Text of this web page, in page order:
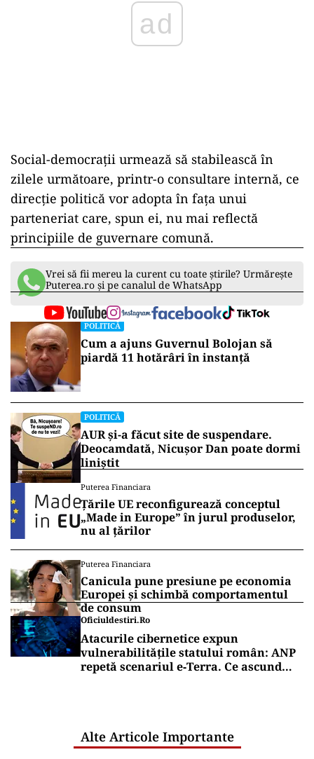
ad
Social-democrații urmează să stabilească în
zilele următoare, printr-o consultare internă, ce
direcție politică vor adopta în fața unui
parteneriat care, spun ei, nu mai reflectă
principiile de guvernare comună.
Vrei să fii mereu la curent cu toate știrile? Urmărește
Puterea.ro și pe canalul de WhatsApp
POLITICĂ
Cum a ajuns Guvernul Bolojan să
piardă 11 hotărâri în instanță
POLITICĂ
AUR și-a făcut site de suspendare.
Deocamdată, Nicușor Dan poate dormi
liniștit
Puterea Financiara
Țările UE reconfigurează conceptul
„Made in Europe” în jurul produselor,
nu al țărilor
Puterea Financiara
Canicula pune presiune pe economia
Europei și schimbă comportamentul
de consum
Oficiuldestiri.ro
Atacurile cibernetice expun
vulnerabilitățile statului român: ANP
repetă scenariul e‑Terra. Ce ascund
Alte Articole Importante